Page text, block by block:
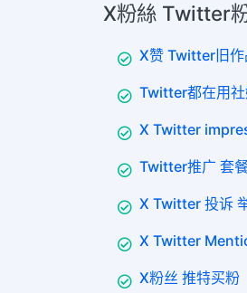
X粉絲 Twitter
X赞 Twitter旧作
Twitter都在用
X Twitter
Twitter推广 套
X Twitter 投诉
X Twitter
X粉丝 推特买粉